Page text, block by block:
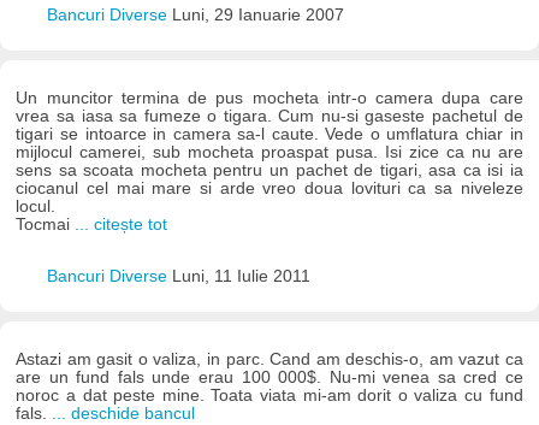
Bancuri Diverse Luni, 29 Ianuarie 2007
Un muncitor termina de pus mocheta intr-o camera dupa care
vrea sa iasa sa fumeze o tigara. Cum nu-si gaseste pachetul de
tigari se intoarce in camera sa-l caute. Vede o umflatura chiar in
mijlocul camerei, sub mocheta proaspat pusa. Isi zice ca nu are
sens sa scoata mocheta pentru un pachet de tigari, asa ca isi ia
ciocanul cel mai mare si arde vreo doua lovituri ca sa niveleze
locul.
Tocmai ... citește tot
Bancuri Diverse Luni, 11 Iulie 2011
Astazi am gasit o valiza, in parc. Cand am deschis-o, am vazut ca
are un fund fals unde erau 100 000$. Nu-mi venea sa cred ce
noroc a dat peste mine. Toata viata mi-am dorit o valiza cu fund
fals. ... deschide bancul